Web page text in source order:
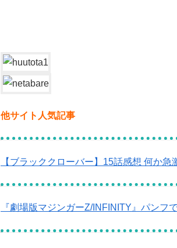
別課題消化時は別として
Powered by livedoor 相互RSS
他サイト人気記事
【ブラッククローバー】15話感想 何か
『劇場版マジンガーZ/INFINITY』パンフ